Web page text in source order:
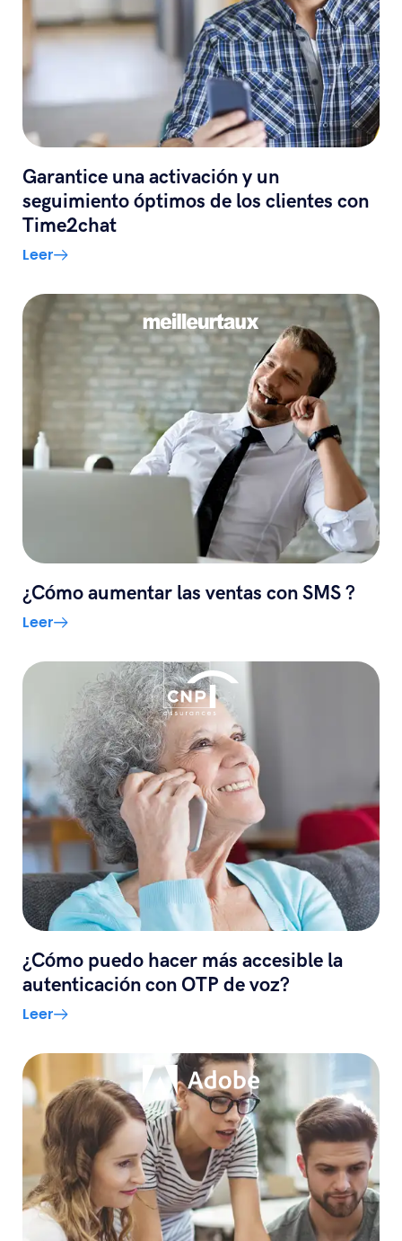
Garantice una activación y un
seguimiento óptimos de los clientes con
Time2chat
Leer
¿Cómo aumentar las ventas con SMS ?
Leer
¿Cómo puedo hacer más accesible la
autenticación con OTP de voz?
Leer